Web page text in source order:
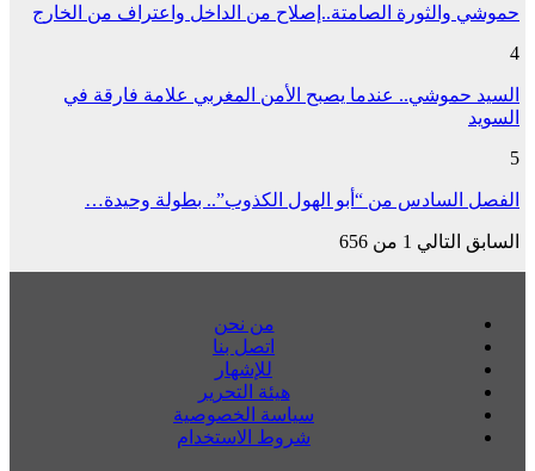
حموشي والثورة الصامتة..إصلاح من الداخل واعتراف من الخارج
4
السيد حموشي.. عندما يصبح الأمن المغربي علامة فارقة في
السويد
5
الفصل السادس من “أبو الهول الكذوب”.. بطولة وحيدة…
السابق التالي 1 من 656
من نحن
اتصل بنا
للإشهار
هيئة التحرير
سياسة الخصوصية
شروط الاستخدام